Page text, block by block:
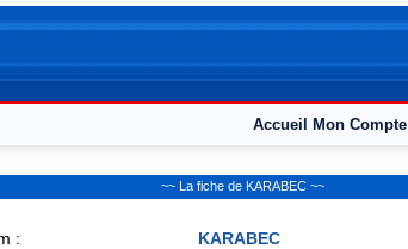
Accueil Mon Compte
~~ La fiche de KARABEC ~~
:
KARABEC